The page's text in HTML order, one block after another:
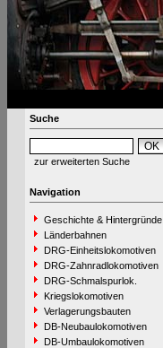
Suche
zur erweiterten Suche
Navigation
Geschichte & Hintergründe
Länderbahnen
DRG-Einheitslokomotiven
DRG-Zahnradlokomotiven
DRG-Schmalspurlok.
Kriegslokomotiven
Verlagerungsbauten
DB-Neubaulokomotiven
DB-Umbaulokomotiven